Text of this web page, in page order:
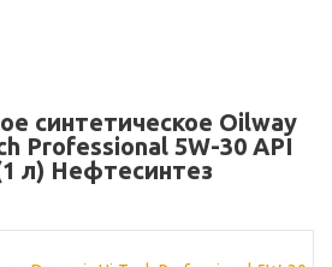
синтетическое Oilway
Professional 5W-30 API
л) Нефтесинтез